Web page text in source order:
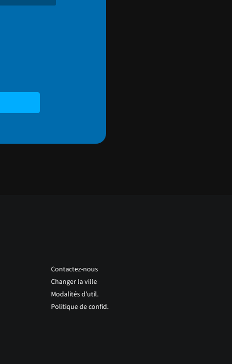
Contactez-nous
Changer la ville
Modalités d'util.
Politique de confid.